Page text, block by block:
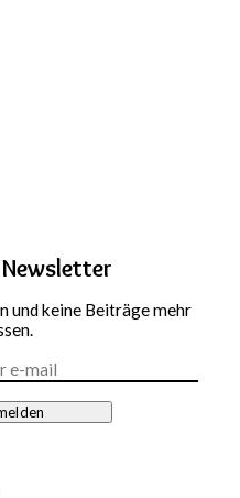
und keine Beiträge mehr